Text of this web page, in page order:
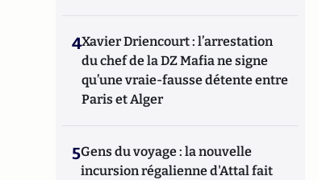
4Xavier Driencourt : l’arrestation
du chef de la DZ Mafia ne signe
qu’une vraie-fausse détente entre
Paris et Alger
5Gens du voyage : la nouvelle
incursion régalienne d'Attal fait